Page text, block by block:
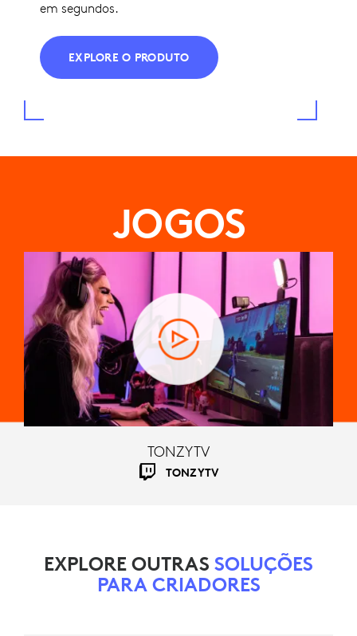
em segundos.
EXPLORE O PRODUTO
JOGOS
TONZYTV
TONZYTV
EXPLORE OUTRAS SOLUÇÕES
PARA CRIADORES